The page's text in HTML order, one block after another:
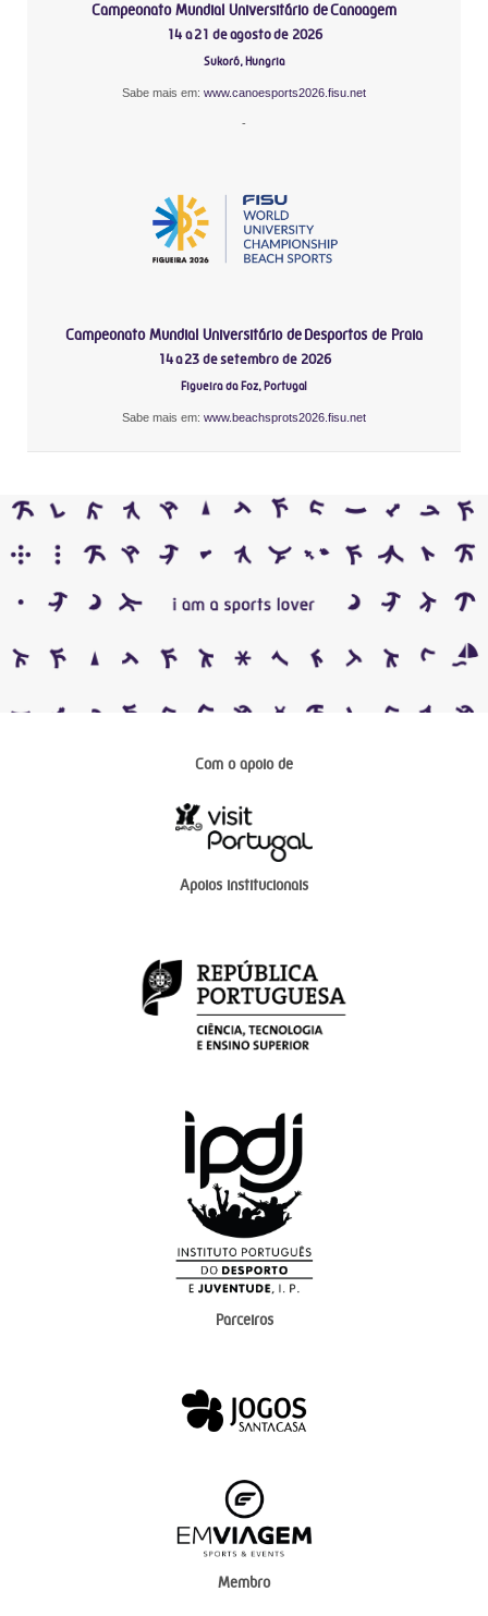
Campeonato Mundial Universitário de Canoagem
14 a 21 de agosto de 2026
Sukoró, Hungria
Sabe mais em: www.canoesports2026.fisu.net
-
Campeonato Mundial Universitário de Desportos de Praia
14 a 23 de setembro de 2026
Figueira da Foz, Portugal
Sabe mais em: www.beachsprots2026.fisu.net
Com o apoio de
Apoios institucionais
Parceiros
Membro